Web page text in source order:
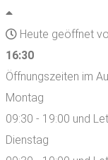
Heute geöffnet
16:30
Öffnungszeiten im
Montag
09:30 - 19:00 und
Dienstag